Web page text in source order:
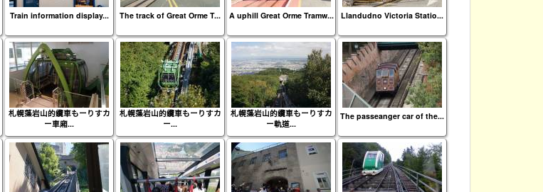
Train information display... The track of Great Orme T... A uphill Great Orme Tramw... Llandudno Victoria Statio...
札幌藻岩山的纜車もーりすカ
ー車廂...
札幌藻岩山的纜車もーりすカ
ー...
札幌藻岩山的纜車もーりすカ
ー軌道...
The passeanger car of the...